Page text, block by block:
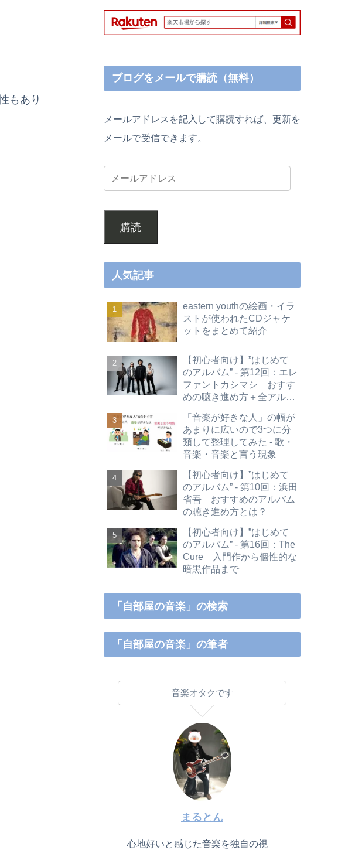
もあり
ブログをメールで購読（無料）
メールアドレスを記入して購読すれば、更新を
メールで受信できます。
購読
人気記事
eastern youthの絵画・イラ
ストが使われたCDジャケ
ットをまとめて紹介
【初心者向け】”はじめて
のアルバム” - 第12回：エレ
ファントカシマシ おすす
めの聴き進め方＋全アルバ
「音楽が好きな人」の幅が
あまりに広いので3つに分
類して整理してみた - 歌・
音楽・音楽と言う現象
【初心者向け】”はじめて
のアルバム” - 第10回：浜田
省吾 おすすめのアルバム
の聴き進め方とは？
【初心者向け】”はじめて
のアルバム” - 第16回：The
Cure 入門作から個性的な
暗黒作品まで
「自部屋の音楽」の検索
「自部屋の音楽」の筆者
音楽オタクです
まるとん
心地好いと感じた音楽を独自の視